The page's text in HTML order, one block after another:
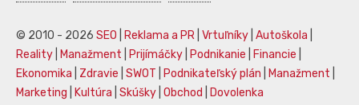
© 2010 - 2026 SEO Reklama a PR Vrtuľníky Autoškola
Reality
Manažment Prijímáčky Podnikanie Financie
Ekonomika
Zdravie SWOT Podnikateľský plán Manažment
Marketing
Kultúra Skúšky Obchod Dovolenka